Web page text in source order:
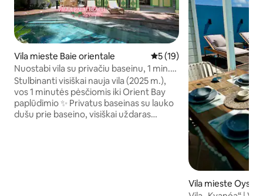
Vila mieste Baie orientale Vidutinis įvertinimas: 5 iš 5,
5 (19)
Nuostabi vila su privačiu baseinu, 1 min.
iki Orient Bėjaus paplūdimio
Stulbinanti visiškai nauja vila (2025 m.),
vos 1 minutės pėsčiomis iki Orient Bay
paplūdimio ✨ Privatus baseinas su lauko
dušu prie baseino, visiškai uždaras
Vila mieste